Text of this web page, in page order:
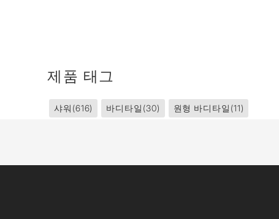
제품 태그
샤워 (616) 바디타일 (30) 원형 바디타일 (11)